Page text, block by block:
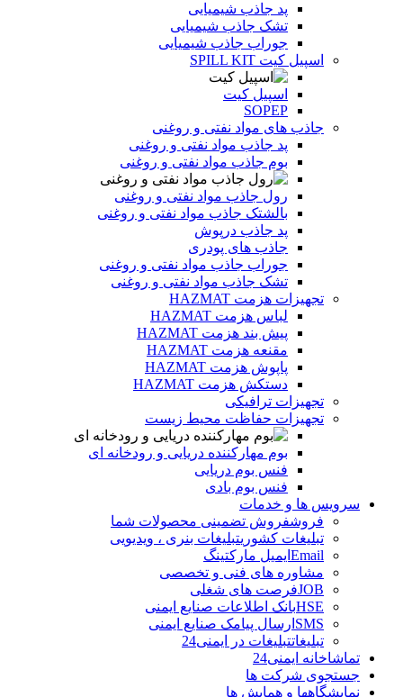
پد جاذب شیمیایی
تشک جاذب شیمیایی
جوراب جاذب شیمیایی
اسپیل کیت SPILL KIT
اسپیل کیت
SOPEP
جاذب های مواد نفتی و روغنی
پد جاذب مواد نفتی و روغنی
بوم جاذب مواد نفتی و روغنی
رول جاذب مواد نفتی و روغنی
بالشتک جاذب مواد نفتی و روغنی
پد جاذب درپوش
جاذب های پودری
جوراب جاذب مواد نفتی و روغنی
تشک جاذب مواد نفتی و روغنی
تجهیزات هزمت HAZMAT
لباس هزمت HAZMAT
پیش بند هزمت HAZMAT
مقنعه هزمت HAZMAT
پاپوش هزمت HAZMAT
دستکش هزمت HAZMAT
تجهیزات ترافیکی
تجهیزات حفاظت محیط زیست
بوم مهارکننده دریایی و رودخانه ای
فنس بوم دریایی
فنس بوم بادی
سرویس ها و خدمات
فروشفروش تضمینی محصولات شما
تبلیغات کشوریتبلیغات بنری ، ویدیویی
Email ایمیل مارکتینگ
مشاوره های فنی و تخصصی
JOBفرصت های شغلی
HSEبانک اطلاعات صنایع ایمنی
SMS ارسال پیامک صنایع ایمنی
تبلیغاتتبلیغات در ایمنی24
تماشاخانه ایمنی24
جستجوی شرکت ها
نمایشگاهها و همایش ها